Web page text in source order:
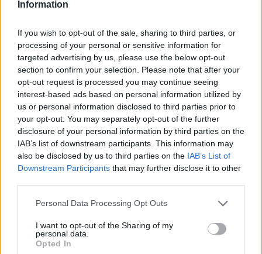
Information
If you wish to opt-out of the sale, sharing to third parties, or
processing of your personal or sensitive information for
targeted advertising by us, please use the below opt-out
section to confirm your selection. Please note that after your
opt-out request is processed you may continue seeing
interest-based ads based on personal information utilized by
us or personal information disclosed to third parties prior to
your opt-out. You may separately opt-out of the further
disclosure of your personal information by third parties on the
IAB’s list of downstream participants. This information may
also be disclosed by us to third parties on the IAB’s List of
Downstream Participants that may further disclose it to other
Personal Data Processing Opt Outs
I want to opt-out of the Sharing of my
personal data.
Opted In
Μέχρι την Κυριακή 3/9 θα ισχύει η
πεζοδρόμηση στην παραλία Νέας
Μάκρης
Από Συντακτική ομάδα 2 Σεπτεμβρίου, 2023 ΜΑΡΑΘΩΝΑΣ
Μέχρι την Κυριακή 3/9 θα ισχύει η πεζοδρόμηση στην
παραλία Νέας Μάκρης. Σας ενημερώνουμε ότι η
πεζοδρόμηση στην παραλία Νέας…